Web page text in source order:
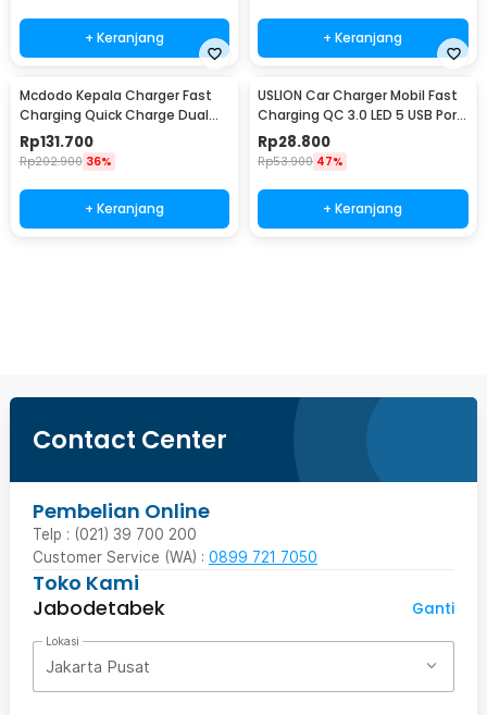
+ Keranjang + Keranjang
Mcdodo Kepala Charger Fast
Charging Quick Charge Dual
Port USB 33 W - CH-092
Rp131.700
Rp202.900 36%
+ Keranjang
USLION Car Charger Mobil Fast
Charging QC 3.0 LED 5 USB Port
A 15A 18W - BK-359
Rp28.800
Rp53.900 47%
+ Keranjang
Contact Center
Pembelian Online
Telp : (021) 39 700 200
Customer Service (WA) : 0899 721 7050
Toko Kami
Jabodetabek
Ganti
Lokasi
Jakarta Pusat